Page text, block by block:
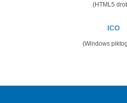
(HTML5
ICO
(Windows